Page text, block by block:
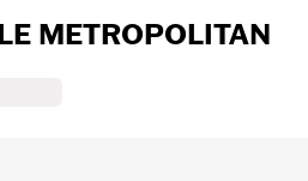
METROPOLITAN